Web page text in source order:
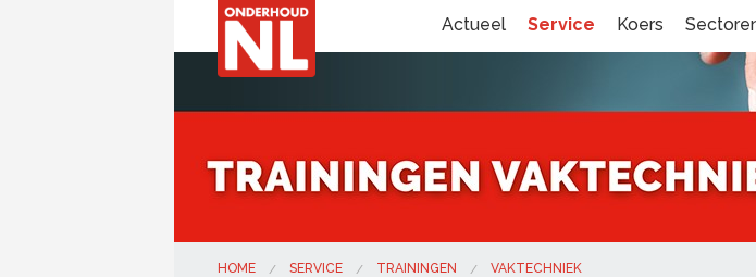
Actueel Service Koers
HOME SERVICE TRAININGEN VAKTECHNIEK